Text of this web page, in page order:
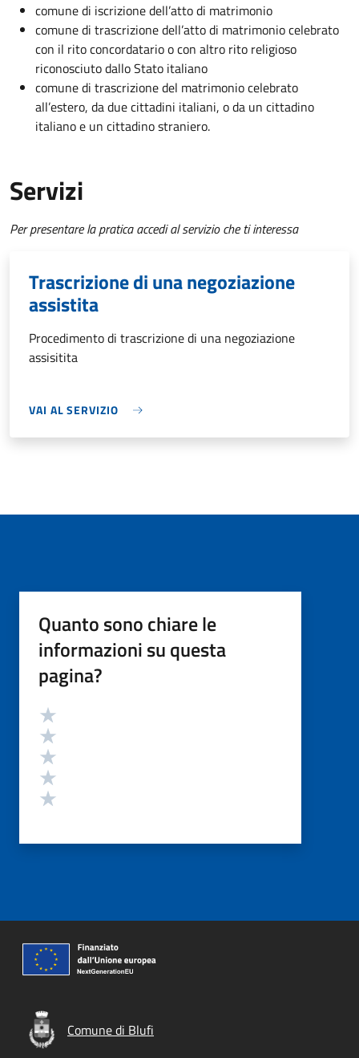
comune di iscrizione dell’atto di matrimonio
comune di trascrizione dell’atto di matrimonio celebrato
con il rito concordatario o con altro rito religioso
riconosciuto dallo Stato italiano
comune di trascrizione del matrimonio celebrato
all’estero, da due cittadini italiani, o da un cittadino
italiano e un cittadino straniero.
Servizi
Per presentare la pratica accedi al servizio che ti interessa
Trascrizione di una negoziazione
assistita
Procedimento di trascrizione di una negoziazione
assisitita
VAI AL SERVIZIO
Quanto sono chiare le
informazioni su questa
pagina?
Valutazione
Comune di Blufi